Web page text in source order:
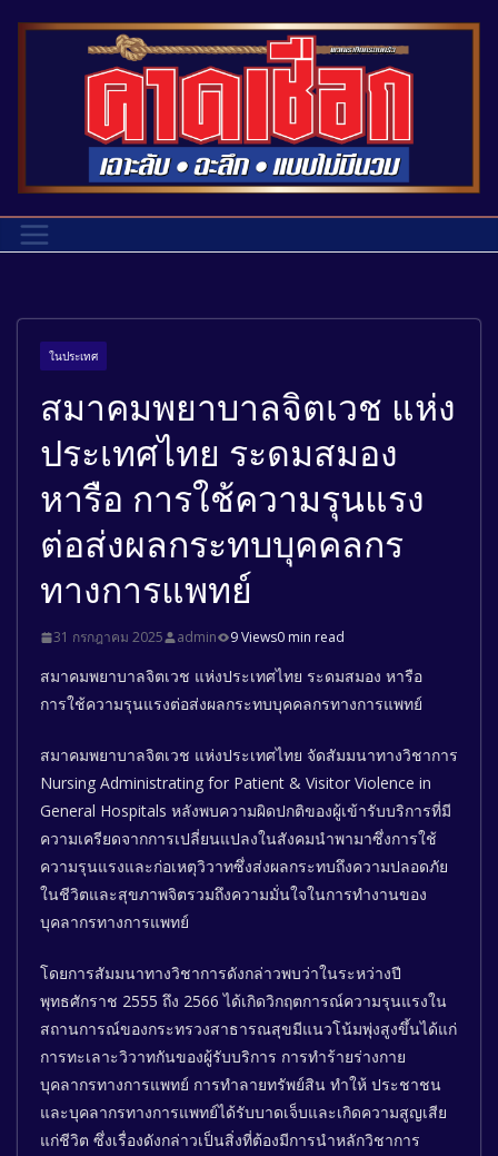
ในประเทศ
สมาคมพยาบาลจิตเวช แห่ง
ประเทศไทย ระดมสมอง
หารือ การใช้ความรุนแรง
ต่อส่งผลกระทบบุคคลกร
ทางการแพทย์
31 กรกฎาคม 2025 admin 9 Views0 min read
สมาคมพยาบาลจิตเวช แห่งประเทศไทย ระดมสมอง หารือ
การใช้ความรุนแรงต่อส่งผลกระทบบุคคลกรทางการแพทย์
สมาคมพยาบาลจิตเวช แห่งประเทศไทย จัดสัมมนาทางวิชาการ
Nursing Administrating for Patient & Visitor Violence in
General Hospitals หลังพบความผิดปกติของผู้เข้ารับบริการที่มี
ความเครียดจากการเปลี่ยนแปลงในสังคมนำพามาซึ่งการใช้
ความรุนแรงและก่อเหตุวิวาทซึ่งส่งผลกระทบถึงความปลอดภัย
ในชีวิตและสุขภาพจิตรวมถึงความมั่นใจในการทำงานของ
บุคลากรทางการแพทย์
โดยการสัมมนาทางวิชาการดังกล่าวพบว่าในระหว่างปี
พุทธศักราช 2555 ถึง 2566 ได้เกิดวิกฤตการณ์ความรุนแรงใน
สถานการณ์ของกระทรวงสาธารณสุขมีแนวโน้มพุ่งสูงขึ้นได้แก่
การทะเลาะวิวาทกันของผู้รับบริการ การทำร้ายร่างกาย
บุคลากรทางการแพทย์ การทำลายทรัพย์สิน ทำให้ ประชาชน
และบุคลากรทางการแพทย์ได้รับบาดเจ็บและเกิดความสูญเสีย
แก่ชีวิต ซึ่งเรื่องดังกล่าวเป็นสิ่งที่ต้องมีการนำหลักวิชาการ